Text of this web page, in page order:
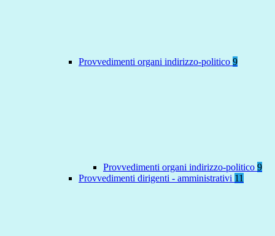
Provvedimenti organi indirizzo-politico 9
Provvedimenti organi indirizzo-politico 9
Provvedimenti dirigenti - amministrativi 11